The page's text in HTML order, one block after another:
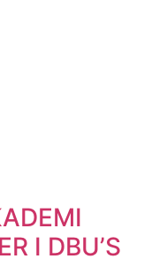
I DBU’S